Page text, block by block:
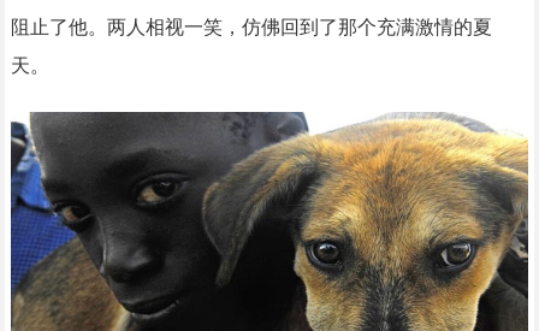
阻止了他。两人相视一笑，仿佛回到了那个充满激情的夏
天。